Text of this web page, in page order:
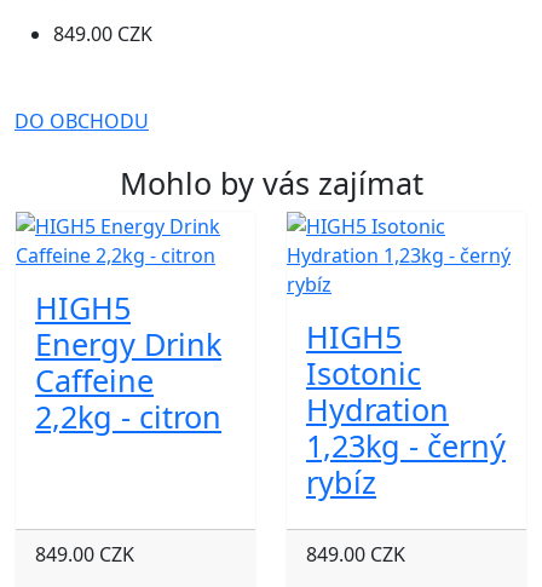
849.00 CZK
DO OBCHODU
Mohlo by vás zajímat
HIGH5
Energy Drink
Caffeine
2,2kg - citron
849.00 CZK
HIGH5
Isotonic
Hydration
1,23kg - černý
rybíz
849.00 CZK